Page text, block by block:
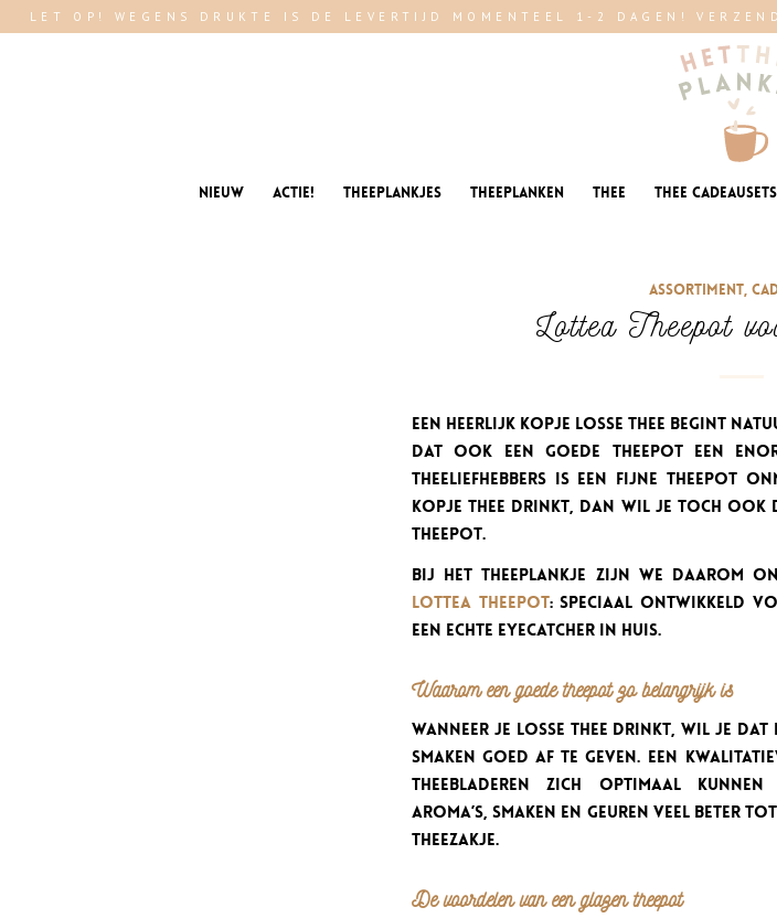
LET OP! WEGENS DRUKTE IS DE LEVERTIJD MOMENTEEL 1-2 DAGEN!
Nieuw Actie! Theeplankjes Theeplanken Thee Thee cadeausets
Assortiment,
Lottea Theepot
Een heerlijk kopje losse thee begint
dat ook een goede theepot een
theeliefhebbers is een fijne theepot
kopje thee drinkt, dan wil je toch ook
theepot.
Bij Het Theeplankje zijn we daarom
Lottea Theepot: speciaal ontwikkeld
een echte eyecatcher in huis.
Waarom een goede theepot zo belangrijk is
Wanneer je losse thee drinkt, wil je
smaken goed af te geven. Een
theebladeren zich optimaal
aroma’s, smaken en geuren veel beter
theezakje.
De voordelen van een glazen theepot